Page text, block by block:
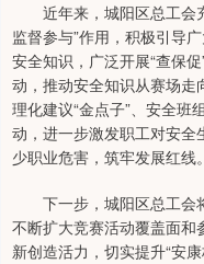
近年来，城阳区总工会
监督参与”作用，积极引导
安全知识，广泛开展“查保
动，推动安全知识从赛场走
理化建议“金点子”、安全班
动，进一步激发职工对安
少职业危害，筑牢发展红线。
下一步，城阳区总工会
不断扩大竞赛活动覆盖面和
新创造活力，切实提升“安康